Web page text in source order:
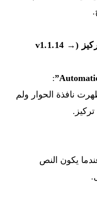
3.2. النسخ التلقائي وإدارة التركيز (v1.1.14 →
:
نافذة الحوار ولم
يكون النص